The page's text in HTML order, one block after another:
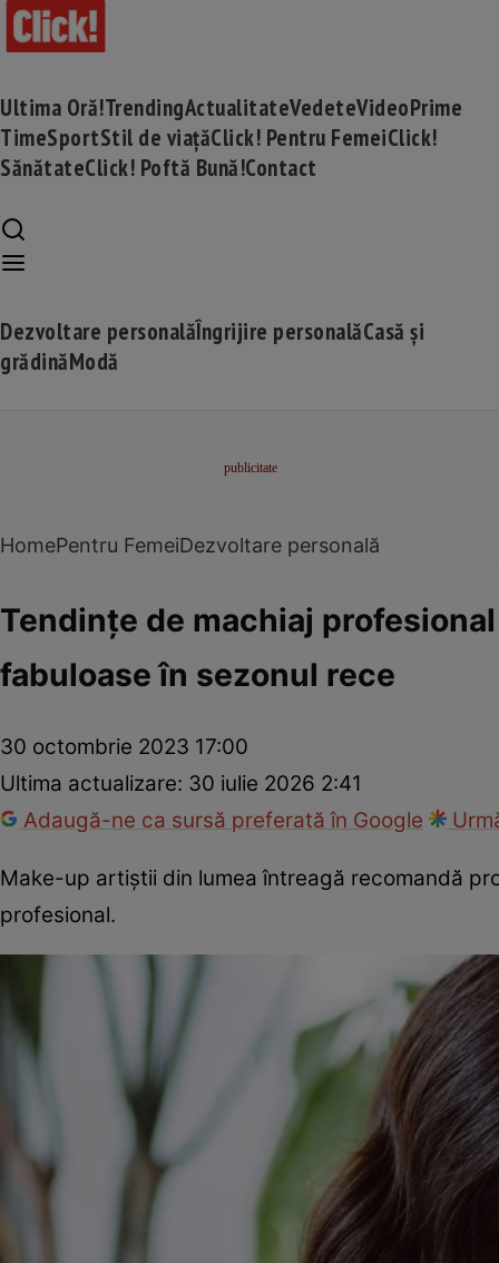
Ultima Oră!TrendingActualitateVedeteVideoPrime
TimeSportStil de viațăClick! Pentru FemeiClick!
SănătateClick! Poftă Bună!Contact
Dezvoltare personalăÎngrijire personalăCasă și
grădinăModă
HomePentru FemeiDezvoltare personală
Tendințe de machiaj
fabuloase în sezonul rece
30 octombrie 2023 17:00
Ultima actualizare: 30 iulie 2026 2:41
Adaugă-ne ca sursă preferată în Google
Make-up artiștii din lumea întreagă recomandă
profesional.